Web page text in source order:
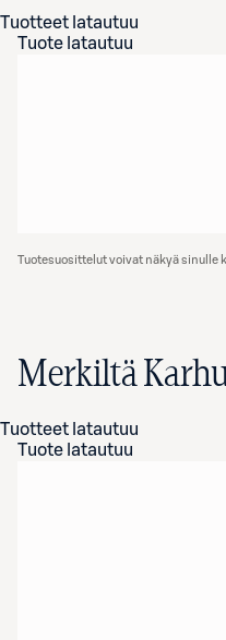
Tuotteet latautuu
Tuote latautuu
Tuotesuosittelut voivat näkyä sinulle
Merkiltä
Tuotteet latautuu
Tuote latautuu